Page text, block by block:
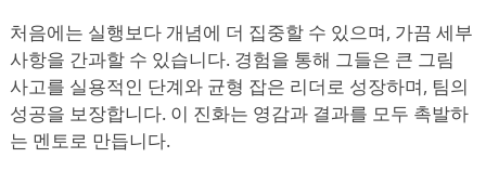
처음에는 실행보다 개념에 더 집중할 수 있으며, 가끔 세부
사항을 간과할 수 있습니다. 경험을 통해 그들은 큰 그림
사고를 실용적인 단계와 균형 잡은 리더로 성장하며, 팀의
성공을 보장합니다. 이 진화는 영감과 결과를 모두 촉발하
는 멘토로 만듭니다.